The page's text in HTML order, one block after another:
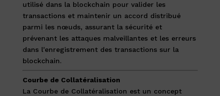
utilisé dans la blockchain pour valider les
transactions et maintenir un accord distribué
parmi les nœuds, assurant la sécurité et
prévenant les attaques malveillantes et les erreurs
dans l'enregistrement des transactions sur la
blockchain.
Courbe de Collatéralisation
La Courbe de Collatéralisation est un concept